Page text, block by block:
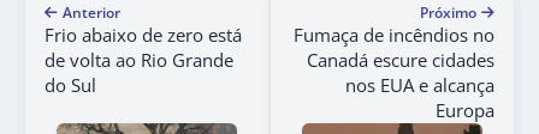
Anterior
Frio abaixo de zero está
de volta ao Rio Grande
do Sul
Próximo
Fumaça de incêndios no
Canadá escure cidades
nos EUA e alcança
Europa